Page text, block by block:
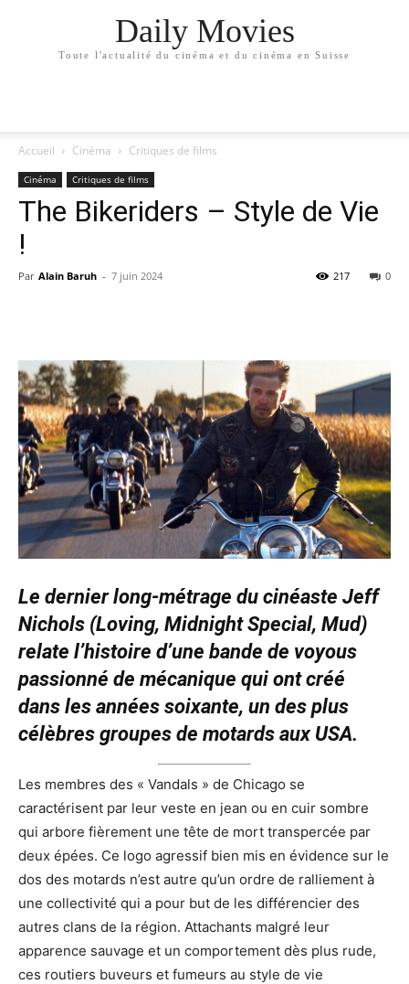
Daily Movies
Toute l'actualité du cinéma et du cinéma en Suisse
Accueil Cinéma Critiques de films
Cinéma Critiques de films
The Bikeriders – Style de Vie
!
Par Alain Baruh - 7 juin 2024 0
217
Le dernier long-métrage du cinéaste Jeff
Nichols (Loving, Midnight Special, Mud)
relate l’histoire d’une bande de voyous
passionné de mécanique qui ont créé
dans les années soixante, un des plus
célèbres groupes de motards aux USA.
Les membres des « Vandals » de Chicago se
caractérisent par leur veste en jean ou en cuir sombre
qui arbore fièrement une tête de mort transpercée par
deux épées. Ce logo agressif bien mis en évidence sur le
dos des motards n’est autre qu’un ordre de ralliement à
une collectivité qui a pour but de les différencier des
autres clans de la région. Attachants malgré leur
apparence sauvage et un comportement dès plus rude,
ces routiers buveurs et fumeurs au style de vie